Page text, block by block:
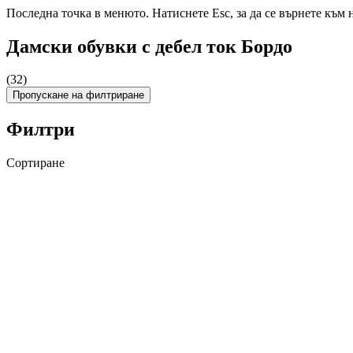
Последна точка в менюто. Натиснете Esc, за да се върнете към
Дамски обувки с дебел ток Бордо
(32)
Пропускане на филтриране
Филтри
Сортиране